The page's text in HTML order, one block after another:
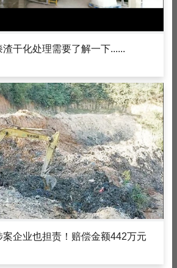
干化处理需要了解一下......
企业也担责！赔偿金额442万元